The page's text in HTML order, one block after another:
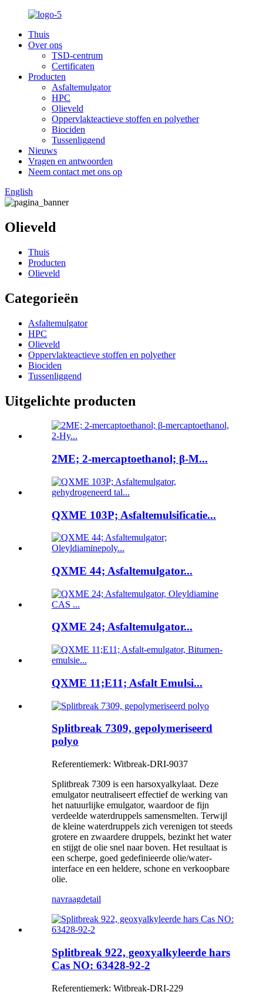
Thuis
Over ons
TSD-centrum
Certificaten
Producten
Asfaltemulgator
HPC
Olieveld
Oppervlakteactieve stoffen en polyether
Biociden
Tussenliggend
Nieuws
Vragen en antwoorden
Neem contact met ons op
English
Olieveld
Thuis
Producten
Olieveld
Categorieën
Asfaltemulgator
HPC
Olieveld
Oppervlakteactieve stoffen en polyether
Biociden
Tussenliggend
Uitgelichte producten
2ME; 2-mercaptoethanol; β-M...
QXME 103P; Asfaltemulsificatie...
QXME 44; Asfaltemulgator...
QXME 24; Asfaltemulgator...
QXME 11;E11; Asfalt Emulsi...
Splitbreak 7309, gepolymeriseerd
polyo
Referentiemerk: Witbreak-DRI-9037
Splitbreak 7309 is een harsoxyalkylaat. Deze
emulgator neutraliseert effectief de werking van
het natuurlijke emulgator, waardoor de fijn
verdeelde waterdruppels samensmelten. Terwijl
de kleine waterdruppels zich verenigen tot steeds
grotere en zwaardere druppels, bezinkt het water
en stijgt de olie snel naar boven. Het resultaat is
een scherpe, goed gedefinieerde olie/water-
interface en een heldere, schone en verkoopbare
olie.
navraagdetail
Splitbreak 922, geoxyalkyleerde hars
Cas NO: 63428-92-2
Referentiemerk: Witbreak-DRI-229